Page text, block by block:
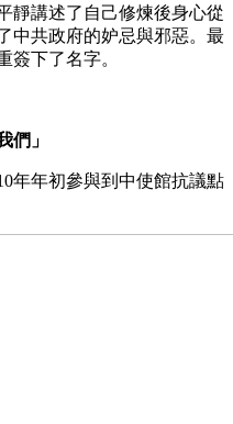
靜講述了自己修煉後身心從
中共政府的妒忌與邪惡。最
簽下了名字。
們」
年年初參與到中使館抗議點